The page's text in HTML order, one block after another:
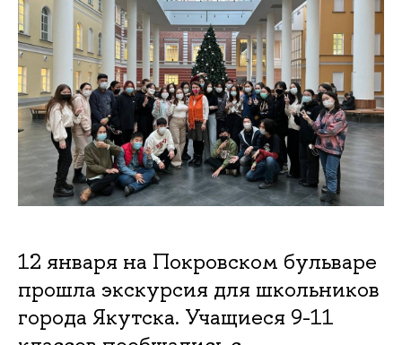
12 января на Покровском бульваре
прошла экскурсия для школьников
города Якутска. Учащиеся 9-11